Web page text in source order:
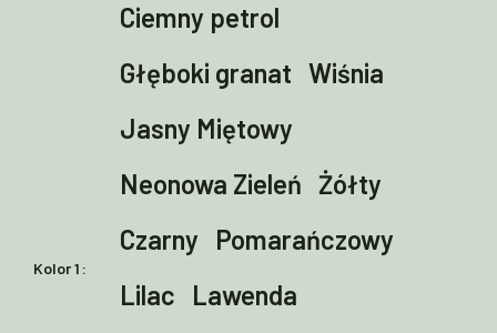
630.00 zł
Kolor 1
Ciemny petrol
Głęboki granat Wiśnia
Jasny Miętowy
Neonowa Zieleń Żółty
Czarny
Pomarańczowy
Lilac
Lawenda